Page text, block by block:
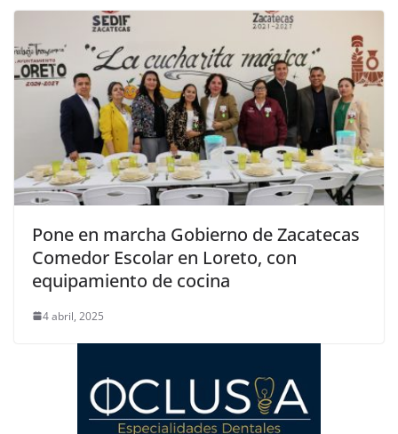
Pone en marcha Gobierno de Zacatecas
Comedor Escolar en Loreto, con
equipamiento de cocina
4 abril, 2025